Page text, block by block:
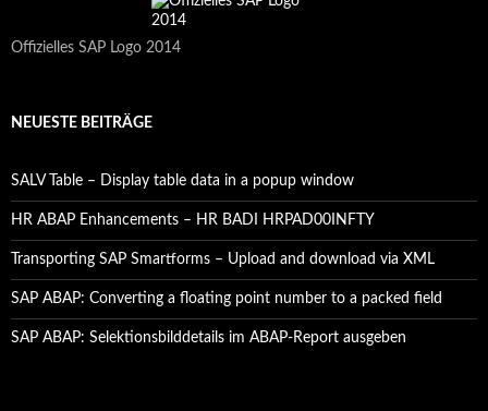
Offizielles SAP Logo 2014
NEUESTE BEITRÄGE
SALV Table – Display table data in a popup window
HR ABAP Enhancements – HR BADI HRPAD00INFTY
Transporting SAP Smartforms – Upload and download via XML
SAP ABAP: Converting a floating point number to a packed field
SAP ABAP: Selektionsbilddetails im ABAP-Report ausgeben